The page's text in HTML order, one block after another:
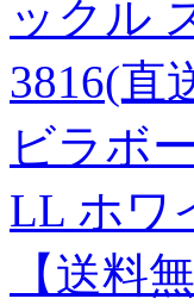
ックル
3816(直
ビラボ
LL ホワ
【送料